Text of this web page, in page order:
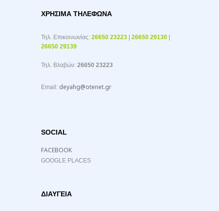
ΧΡΉΣΙΜΑ ΤΗΛΈΦΩΝΑ
Τηλ. Επικοινωνίας: 26650 23223 26650 29130
26650 29139
Τηλ. Βλαβών: 26650 23223
Email: deyahg@otenet.gr
SOCIAL
FACEBOOK
GOOGLE PLACES
ΔΙΑΥΓΕΙΑ